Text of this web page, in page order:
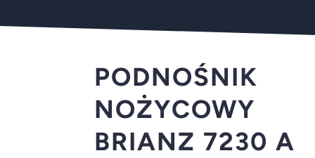
PODNOŚNIK
NOŻYCOWY
BRIANZ 7230 A